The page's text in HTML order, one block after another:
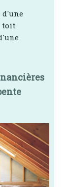
d'une